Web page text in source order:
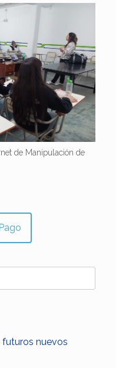
de Manipulación de
nuevos